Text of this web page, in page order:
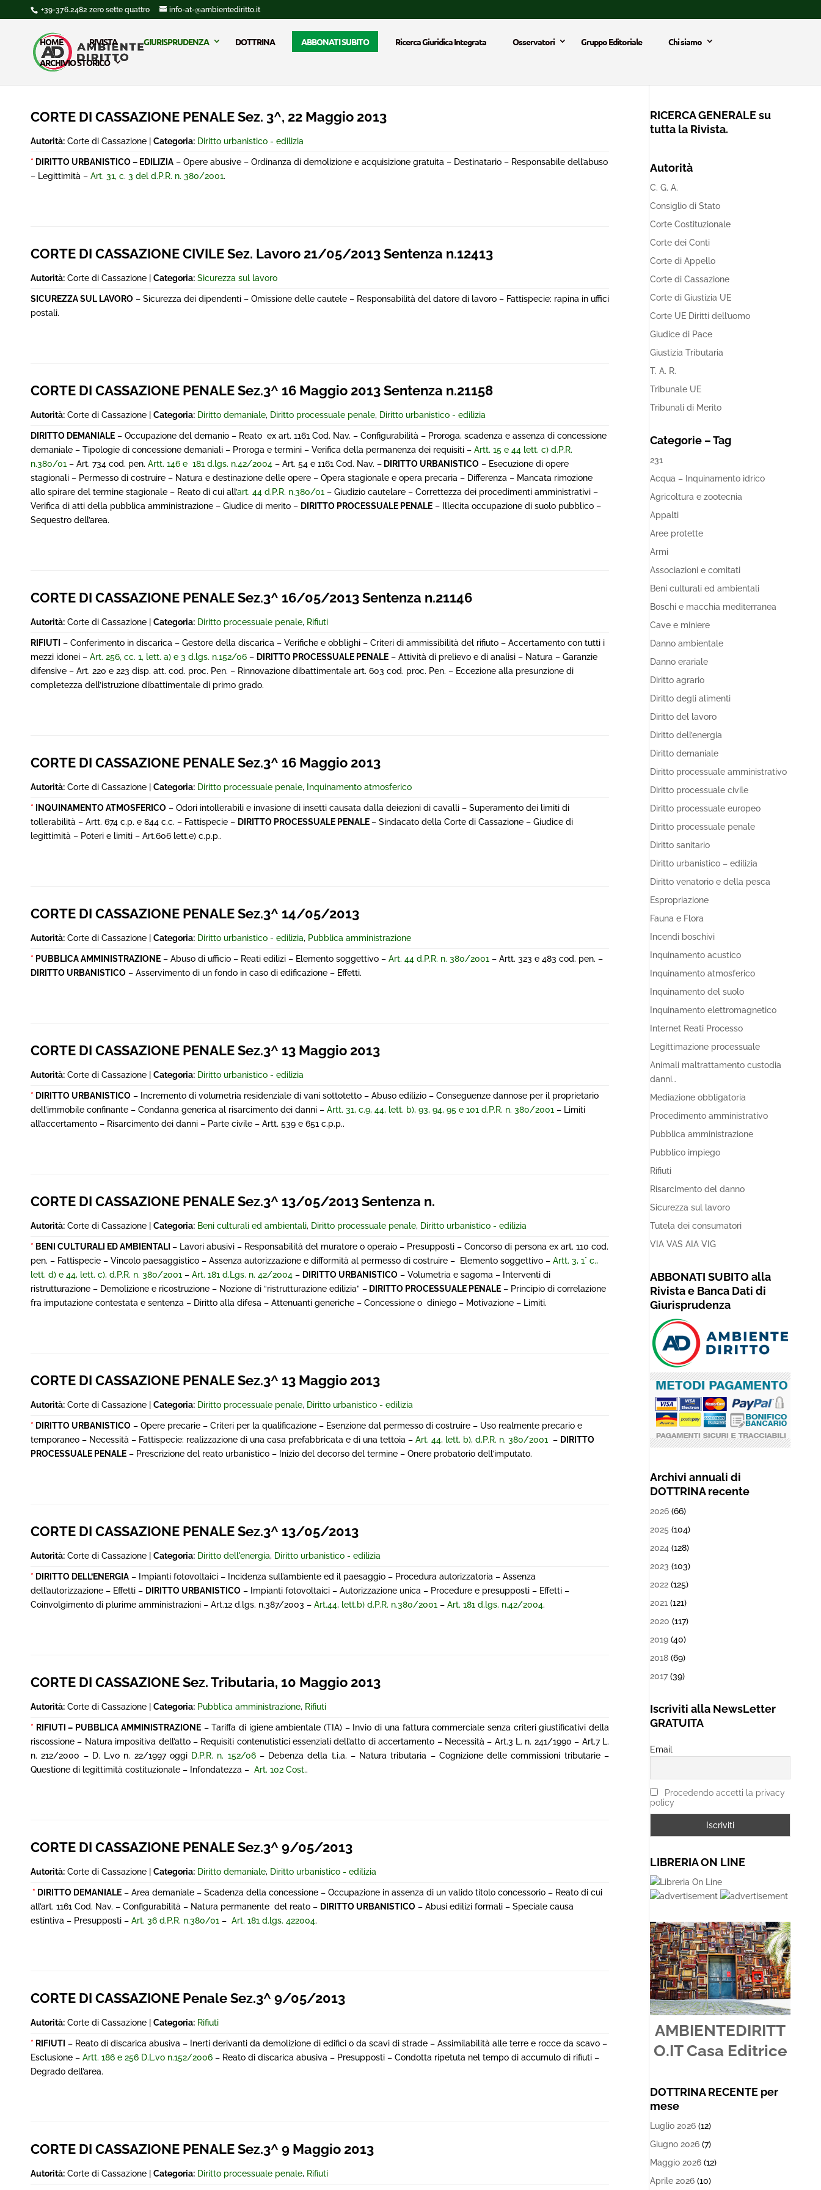
+39-376.2482 zero sette quattro info-at-@ambientediritto.it
HOME RIVISTA GIURISPRUDENZA DOTTRINA ABBONATI SUBITO Ricerca Giuridica Integrata Osservatori Gruppo Editoriale
Chi siamo
ARCHIVIO STORICO
CORTE DI CASSAZIONE PENALE Sez. 3^, 22 Maggio 2013
Autorità: Corte di Cassazione | Categoria: Diritto urbanistico - edilizia
* DIRITTO URBANISTICO – EDILIZIA – Opere abusive – Ordinanza di demolizione e acquisizione gratuita – Destinatario – Responsabile dell’abuso
– Legittimità – Art. 31, c. 3 del d.P.R. n. 380/2001.
CORTE DI CASSAZIONE CIVILE Sez. Lavoro 21/05/2013 Sentenza n.12413
Autorità: Corte di Cassazione | Categoria: Sicurezza sul lavoro
SICUREZZA SUL LAVORO – Sicurezza dei dipendenti – Omissione delle cautele – Responsabilità del datore di lavoro – Fattispecie: rapina in uffici
postali.
CORTE DI CASSAZIONE PENALE Sez.3^ 16 Maggio 2013 Sentenza n.21158
Autorità: Corte di Cassazione | Categoria: Diritto demaniale, Diritto processuale penale, Diritto urbanistico - edilizia
DIRITTO DEMANIALE – Occupazione del demanio – Reato ex art. 1161 Cod. Nav. – Configurabilità – Proroga, scadenza e assenza di concessione
demaniale – Tipologie di concessione demaniali – Proroga e termini – Verifica della permanenza dei requisiti – Artt. 15 e 44 lett. c) d.P.R.
n.380/01 – Art. 734 cod. pen. Artt. 146 e 181 d.lgs. n.42/2004 – Art. 54 e 1161 Cod. Nav. – DIRITTO URBANISTICO – Esecuzione di opere
stagionali – Permesso di costruire – Natura e destinazione delle opere – Opera stagionale e opera precaria – Differenza – Mancata rimozione
allo spirare del termine stagionale – Reato di cui all’art. 44 d.P.R. n.380/01 – Giudizio cautelare – Correttezza dei procedimenti amministrativi –
Verifica di atti della pubblica amministrazione – Giudice di merito – DIRITTO PROCESSUALE PENALE – Illecita occupazione di suolo pubblico –
Sequestro dell’area.
CORTE DI CASSAZIONE PENALE Sez.3^ 16/05/2013 Sentenza n.21146
Autorità: Corte di Cassazione | Categoria: Diritto processuale penale, Rifiuti
RIFIUTI – Conferimento in discarica – Gestore della discarica – Verifiche e obblighi – Criteri di ammissibilità del rifiuto – Accertamento con tutti i
mezzi idonei – Art. 256, cc. 1, lett. a) e 3 d.lgs. n.152/06 – DIRITTO PROCESSUALE PENALE – Attività di prelievo e di analisi – Natura – Garanzie
difensive – Art. 220 e 223 disp. att. cod. proc. Pen. – Rinnovazione dibattimentale art. 603 cod. proc. Pen. – Eccezione alla presunzione di
completezza dell’istruzione dibattimentale di primo grado.
CORTE DI CASSAZIONE PENALE Sez.3^ 16 Maggio 2013
Autorità: Corte di Cassazione | Categoria: Diritto processuale penale, Inquinamento atmosferico
* INQUINAMENTO ATMOSFERICO – Odori intollerabili e invasione di insetti causata dalla deiezioni di cavalli – Superamento dei limiti di
tollerabilità – Artt. 674 c.p. e 844 c.c. – Fattispecie – DIRITTO PROCESSUALE PENALE– Sindacato della Corte di Cassazione – Giudice di
legittimità – Poteri e limiti – Art.606 lett.e) c.p.p..
CORTE DI CASSAZIONE PENALE Sez.3^ 14/05/2013
Autorità: Corte di Cassazione | Categoria: Diritto urbanistico - edilizia, Pubblica amministrazione
* PUBBLICA AMMINISTRAZIONE – Abuso di ufficio – Reati edilizi – Elemento soggettivo – Art. 44 d.P.R. n. 380/2001 – Artt. 323 e 483 cod. pen. –
DIRITTO URBANISTICO – Asservimento di un fondo in caso di edificazione – Effetti.
CORTE DI CASSAZIONE PENALE Sez.3^ 13 Maggio 2013
Autorità: Corte di Cassazione | Categoria: Diritto urbanistico - edilizia
* DIRITTO URBANISTICO – Incremento di volumetria residenziale di vani sottotetto – Abuso edilizio – Conseguenze dannose per il proprietario
dell’immobile confinante – Condanna generica al risarcimento dei danni – Artt. 31, c.9, 44, lett. b), 93, 94, 95 e 101 d.P.R. n. 380/2001 – Limiti
all’accertamento – Risarcimento dei danni – Parte civile – Artt. 539 e 651 c.p.p..
CORTE DI CASSAZIONE PENALE Sez.3^ 13/05/2013 Sentenza n.
Autorità: Corte di Cassazione | Categoria: Beni culturali ed ambientali, Diritto processuale penale, Diritto urbanistico - edilizia
* BENI CULTURALI ED AMBIENTALI – Lavori abusivi – Responsabilità del muratore o operaio – Presupposti – Concorso di persona ex art. 110 cod.
pen. – Fattispecie – Vincolo paesaggistico – Assenza autorizzazione e difformità al permesso di costruire – Elemento soggettivo – Artt. 3, 1° c.,
lett. d) e 44, lett. c), d.P.R. n. 380/2001 – Art. 181 d.Lgs. n. 42/2004 – DIRITTO URBANISTICO – Volumetria e sagoma – Interventi di
ristrutturazione – Demolizione e ricostruzione – Nozione di “ristrutturazione edilizia” – DIRITTO PROCESSUALE PENALE – Principio di correlazione
fra imputazione contestata e sentenza – Diritto alla difesa – Attenuanti generiche – Concessione o diniego – Motivazione – Limiti.
CORTE DI CASSAZIONE PENALE Sez.3^ 13 Maggio 2013
Autorità: Corte di Cassazione | Categoria: Diritto processuale penale, Diritto urbanistico - edilizia
* DIRITTO URBANISTICO – Opere precarie – Criteri per la qualificazione – Esenzione dal permesso di costruire – Uso realmente precario e
temporaneo – Necessità – Fattispecie: realizzazione di una casa prefabbricata e di una tettoia – Art. 44, lett. b), d.P.R. n. 380/2001 – DIRITTO
PROCESSUALE PENALE – Prescrizione del reato urbanistico – Inizio del decorso del termine – Onere probatorio dell’imputato.
CORTE DI CASSAZIONE PENALE Sez.3^ 13/05/2013
Autorità: Corte di Cassazione | Categoria: Diritto dell'energia, Diritto urbanistico - edilizia
* DIRITTO DELL’ENERGIA – Impianti fotovoltaici – Incidenza sull’ambiente ed il paesaggio – Procedura autorizzatoria – Assenza
dell’autorizzazione – Effetti – DIRITTO URBANISTICO – Impianti fotovoltaici – Autorizzazione unica – Procedure e presupposti – Effetti –
Coinvolgimento di plurime amministrazioni – Art.12 d.lgs. n.387/2003 – Art.44, lett.b) d.P.R. n.380/2001 – Art. 181 d.lgs. n.42/2004.
CORTE DI CASSAZIONE Sez. Tributaria, 10 Maggio 2013
Autorità: Corte di Cassazione | Categoria: Pubblica amministrazione, Rifiuti
* RIFIUTI – PUBBLICA AMMINISTRAZIONE– Tariffa di igiene ambientale (TIA) – Invio di una fattura commerciale senza criteri giustificativi della
riscossione – Natura impositiva dell’atto – Requisiti contenutistici essenziali dell’atto di accertamento – Necessità – Art.3 L. n. 241/1990 – Art.7 L.
n. 212/2000 – D. L.vo n. 22/1997 oggi D.P.R. n. 152/06– Debenza della t.i.a. – Natura tributaria – Cognizione delle commissioni tributarie –
Questione di legittimità costituzionale – Infondatezza – Art. 102 Cost..
CORTE DI CASSAZIONE PENALE Sez.3^ 9/05/2013
Autorità: Corte di Cassazione | Categoria: Diritto demaniale, Diritto urbanistico - edilizia
* DIRITTO DEMANIALE – Area demaniale – Scadenza della concessione – Occupazione in assenza di un valido titolo concessorio – Reato di cui
all’art. 1161 Cod. Nav. – Configurabilità – Natura permanente del reato – DIRITTO URBANISTICO – Abusi edilizi formali – Speciale causa
estintiva – Presupposti – Art. 36 d.P.R. n.380/01 – Art. 181 d.lgs. 422004.
CORTE DI CASSAZIONE Penale Sez.3^ 9/05/2013
Autorità: Corte di Cassazione | Categoria: Rifiuti
* RIFIUTI – Reato di discarica abusiva – Inerti derivanti da demolizione di edifici o da scavi di strade – Assimilabilità alle terre e rocce da scavo –
Esclusione – Artt. 186 e 256 D.L.vo n.152/2006 – Reato di discarica abusiva – Presupposti – Condotta ripetuta nel tempo di accumulo di rifiuti –
Degrado dell’area.
CORTE DI CASSAZIONE PENALE Sez.3^ 9 Maggio 2013
Autorità: Corte di Cassazione | Categoria: Diritto processuale penale, Rifiuti
RICERCA GENERALE su
tutta la Rivista.
Autorità
C. G. A.
Consiglio di Stato
Corte Costituzionale
Corte dei Conti
Corte di Appello
Corte di Cassazione
Corte di Giustizia UE
Corte UE Diritti dell’uomo
Giudice di Pace
Giustizia Tributaria
T. A. R.
Tribunale UE
Tribunali di Merito
Categorie – Tag
231
Acqua – Inquinamento idrico
Agricoltura e zootecnia
Appalti
Aree protette
Armi
Associazioni e comitati
Beni culturali ed ambientali
Boschi e macchia mediterranea
Cave e miniere
Danno ambientale
Danno erariale
Diritto agrario
Diritto degli alimenti
Diritto del lavoro
Diritto dell’energia
Diritto demaniale
Diritto processuale amministrativo
Diritto processuale civile
Diritto processuale europeo
Diritto processuale penale
Diritto sanitario
Diritto urbanistico – edilizia
Diritto venatorio e della pesca
Espropriazione
Fauna e Flora
Incendi boschivi
Inquinamento acustico
Inquinamento atmosferico
Inquinamento del suolo
Inquinamento elettromagnetico
Internet Reati Processo
Legittimazione processuale
Animali maltrattamento custodia
danni…
Mediazione obbligatoria
Procedimento amministrativo
Pubblica amministrazione
Pubblico impiego
Rifiuti
Risarcimento del danno
Sicurezza sul lavoro
Tutela dei consumatori
VIA VAS AIA VIG
ABBONATI SUBITO alla
Rivista e Banca Dati di
Giurisprudenza
Archivi annuali di
DOTTRINA recente
2026 (66)
2025 (104)
2024 (128)
2023 (103)
2022 (125)
2021 (121)
2020 (117)
2019 (40)
2018 (69)
2017(39)
Iscriviti alla NewsLetter
GRATUITA
Email
Procedendo accetti la privacy
policy
LIBRERIA ON LINE
AMBIENTEDIRITT
O.IT Casa Editrice
DOTTRINA RECENTE per
mese
Luglio 2026 (12)
Giugno 2026 (7)
Maggio 2026 (12)
Aprile 2026 (10)